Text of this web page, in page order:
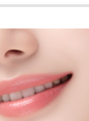
化粧水
美容液・
日やけ止め
全商品一覧
フェイス
メイクグッ
お悩みから
ベーシッ
全商品一覧